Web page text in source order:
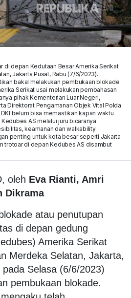
di depan Kedutaan Besar Amerika Serikat
Jakarta Pusat, Rabu (7/6/2023).
bakal melakukan pembukaan blokade
Serikat usai melakukan pembahasan
pihak Kementerian Luar Negeri,
Direktorat Pengamanan Objek Vital Polda
belum bisa memastikan kapan waktu
AS melalui juru bicaranya
keamanan dan walkability
penting untuk kota besar seperti Jakarta
trotoar di depan Kedubes AS disambut
oleh Eva Rianti, Amri
Dikrama
atau penutupan
di depan gedung
Amerika Serikat
Merdeka Selatan, Jakarta,
pada Selasa (6/6/2023)
pembukaan blokade.